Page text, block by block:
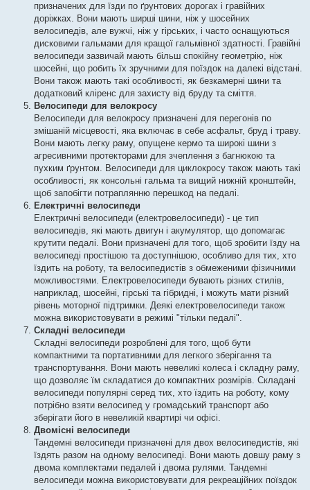
призначених для їзди по ґрунтових дорогах і гравійних
доріжках. Вони мають ширші шини, ніж у шосейних
велосипедів, але вужчі, ніж у гірських, і часто оснащуються
дисковими гальмами для кращої гальмівної здатності. Гравійні
велосипеди зазвичай мають більш спокійну геометрію, ніж
шосейні, що робить їх зручними для поїздок на далекі відстані.
Вони також мають такі особливості, як безкамерні шини та
додатковий кліренс для захисту від бруду та сміття.
Велосипеди для велокросу
Велосипеди для велокросу призначені для перегонів по
змішаній місцевості, яка включає в себе асфальт, бруд і траву.
Вони мають легку раму, опущене кермо та широкі шини з
агресивними протекторами для зчеплення з багнюкою та
пухким ґрунтом. Велосипеди для циклокросу також мають такі
особливості, як консольні гальма та вищий нижній кронштейн,
щоб запобігти потраплянню перешкод на педалі.
Електричні велосипеди
Електричні велосипеди (електровелосипеди) - це тип
велосипедів, які мають двигун і акумулятор, що допомагає
крутити педалі. Вони призначені для того, щоб зробити їзду на
велосипеді простішою та доступнішою, особливо для тих, хто
їздить на роботу, та велосипедистів з обмеженими фізичними
можливостями. Електровелосипеди бувають різних стилів,
наприклад, шосейні, гірські та гібридні, і можуть мати різний
рівень моторної підтримки. Деякі електровелосипеди також
можна використовувати в режимі "тільки педалі".
Складні велосипеди
Складні велосипеди розроблені для того, щоб бути
компактними та портативними для легкого зберігання та
транспортування. Вони мають невеликі колеса і складну раму,
що дозволяє їм складатися до компактних розмірів. Складані
велосипеди популярні серед тих, хто їздить на роботу, кому
потрібно взяти велосипед у громадський транспорт або
зберігати його в невеликій квартирі чи офісі.
Двомісні велосипеди
Тандемні велосипеди призначені для двох велосипедистів, які
їздять разом на одному велосипеді. Вони мають довшу раму з
двома комплектами педалей і двома рулями. Тандемні
велосипеди можна використовувати для рекреаційних поїздок